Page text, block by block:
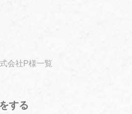
会社P様一覧
する